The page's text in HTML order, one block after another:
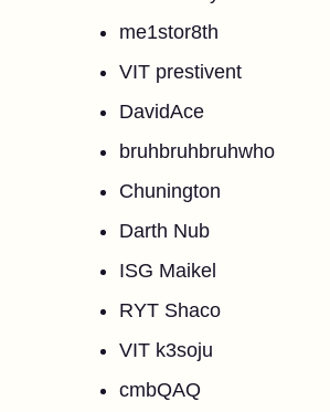
me1stor8th
VIT prestivent
DavidAce
bruhbruhbruhwho
Chunington
Darth Nub
ISG Maikel
RYT Shaco
VIT k3soju
cmbQAQ